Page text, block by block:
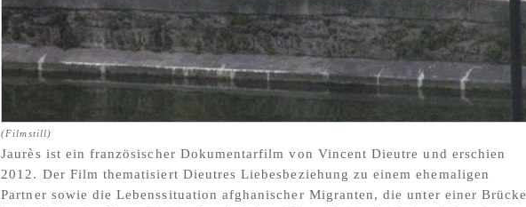
(Filmstill)
Jaurès ist ein französischer Dokumentarfilm von Vincent Dieutre und erschien
2012. Der Film thematisiert Dieutres Liebesbeziehung zu einem ehemaligen
Partner sowie die Lebenssituation afghanischer Migranten, die unter einer Brücke